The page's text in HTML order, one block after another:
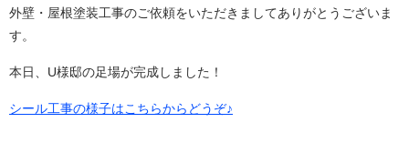
外壁・屋根塗装工事のご依頼をいただきましてありがとうございま
す。
本日、U様邸の足場が完成しました！
シール工事の様子はこちらからどうぞ♪